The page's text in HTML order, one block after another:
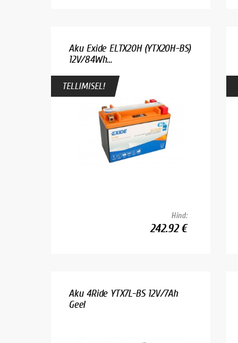
Aku Exide ELTX20H (YTX20H-BS)
12V/84Wh...
TELLIMISEL!
Hind:
242.92 €
Aku 4Ride YTX7L-BS 12V/7Ah
Geel